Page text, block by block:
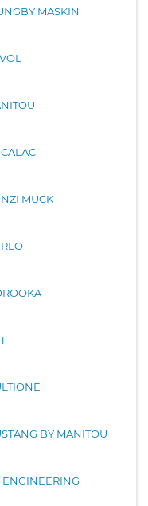
MASKIN
MUCK
BY MANITOU
ENGINEERING